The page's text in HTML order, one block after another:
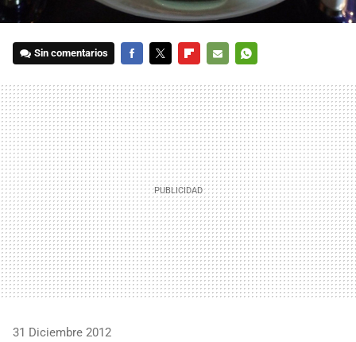
Sin comentarios
MAIL
31 Diciembre 2012